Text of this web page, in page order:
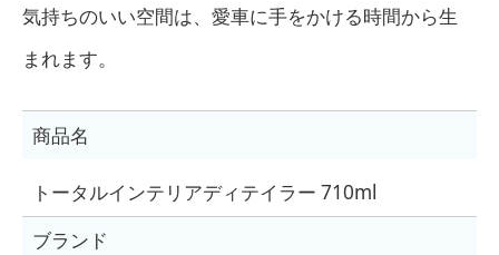
気持ちのいい空間は、愛車に手をかける時間から生
まれます。
商品名
トータルインテリアディテイラー 710ml
ブランド